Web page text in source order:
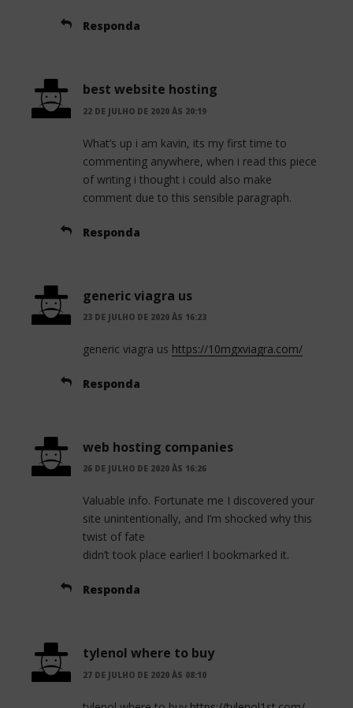
Responda
best website hosting
22 DE JULHO DE 2020 ÀS 20:19
What’s up i am kavin, its my first time to
commenting anywhere, when i read this piece
of writing i thought i could also make
comment due to this sensible paragraph.
Responda
generic viagra us
23 DE JULHO DE 2020 ÀS 16:23
generic viagra us https://10mgxviagra.com/
Responda
web hosting companies
26 DE JULHO DE 2020 ÀS 16:26
Valuable info. Fortunate me I discovered your
site unintentionally, and I’m shocked why this
twist of fate
didn’t took place earlier! I bookmarked it.
Responda
tylenol where to buy
27 DE JULHO DE 2020 ÀS 08:10